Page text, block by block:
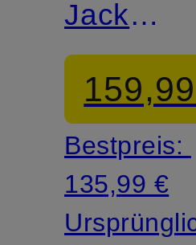
Jacke
ROCCIA
II
Bestpreis:
135,99 €